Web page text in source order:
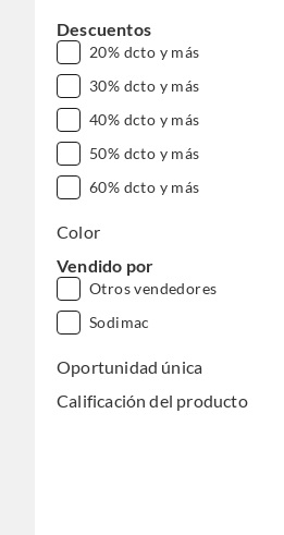
Descuentos
20% dcto y más
30% dcto y más
40% dcto y más
50% dcto y más
60% dcto y más
Color
Vendido por
Otros vendedores
Sodimac
Oportunidad única
Calificación del producto